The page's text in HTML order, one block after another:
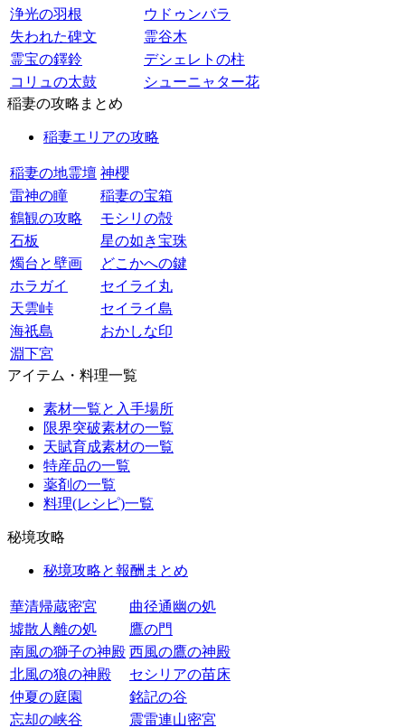
浄光の羽根
ウドゥンバラ
失われた碑文
霊谷木
霊宝の鐸鈴
デシェレトの柱
コリュの太鼓
シューニャター花
稲妻の攻略まとめ
稲妻エリアの攻略
稲妻の地霊壇 神櫻
雷神の瞳
稲妻の宝箱
鶴観の攻略
モシリの殻
石板
星の如き宝珠
燭台と壁画
どこかへの鍵
ホラガイ
セイライ丸
天雲峠
セイライ島
海祇島
おかしな印
淵下宮
アイテム・料理一覧
素材一覧と入手場所
限界突破素材の一覧
天賦育成素材の一覧
特産品の一覧
薬剤の一覧
料理(レシピ)一覧
秘境攻略
秘境攻略と報酬まとめ
華清帰蔵密宮
曲径通幽の処
墟散人離の処
鷹の門
南風の獅子の神殿 西風の鷹の神殿
北風の狼の神殿
セシリアの苗床
仲夏の庭園
銘記の谷
忘却の峡谷
震雷連山密宮